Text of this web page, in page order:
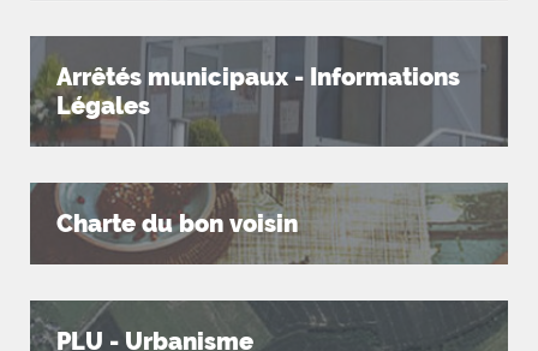
Arrêtés municipaux - Informations
Légales
Charte du bon voisin
PLU - Urbanisme